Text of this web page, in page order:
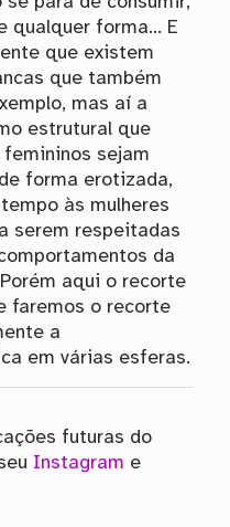
qualquer forma… E
que existem
que também
mas aí a
estrutural que
sejam
forma erotizada,
às mulheres
serem respeitadas
da
aqui o recorte
faremos o recorte
a
em várias esferas.
futuras do
Instagram e